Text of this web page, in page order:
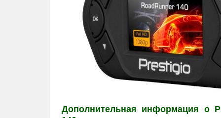
Дополнительная информация о